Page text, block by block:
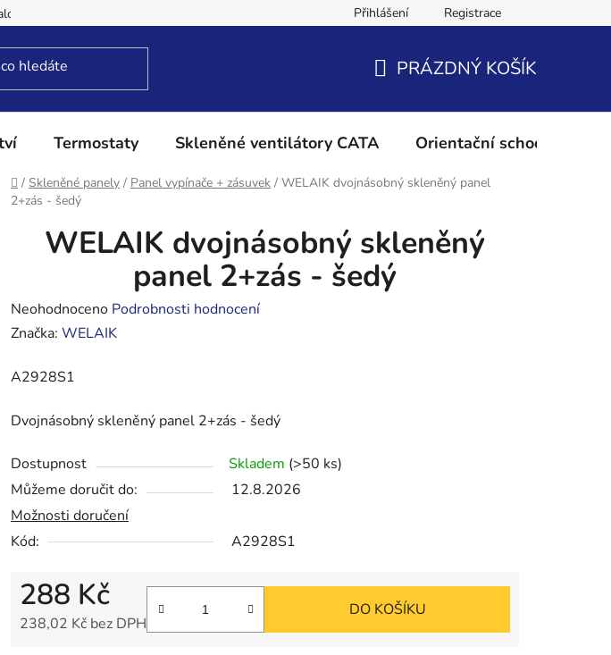
Podmínky ochrany osobních údajů Reklamační řád
Přihlášení Registrace
KOŠÍK
PRÁZDNÝ KOŠÍK
Termostaty Skleněné ventilátory CATA Orientační schodišťové
Domů
/ Skleněné panely / Panel vypínače + zásuvek / WELAIK dvojnásobný skleněný panel
2+zás - šedý
WELAIK dvojnásobný skleněný
panel 2+zás - šedý
Průměrné
hodnocení
je
z
5
hvězdiček.
Neohodnoceno Podrobnosti hodnocení
Značka: WELAIK
A2928S1
Dvojnásobný skleněný panel 2+zás - šedý
Dostupnost Skladem (>50 ks)
Můžeme doručit do:
12.8.2026
Možnosti doručení
Kód:
A2928S1
288 Kč
238,02 Kč bez DPH
DO KOŠÍKU